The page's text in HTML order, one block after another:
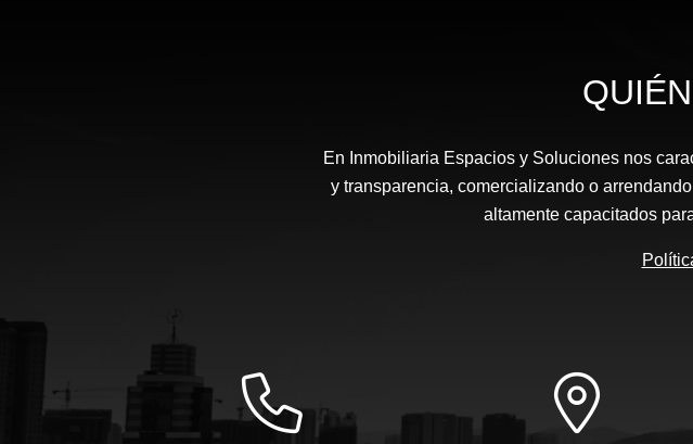
En Inmobiliaria Espacios y Soluciones nos
y transparencia, comercializando o
altamente capacitados